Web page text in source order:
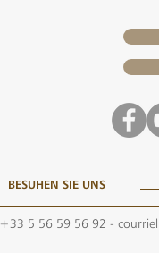
BESUHEN SIE UNS
+33 5 56 59 56 92 -